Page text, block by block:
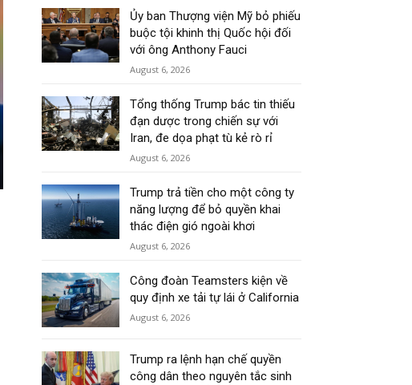
Ủy ban Thượng viện Mỹ bỏ phiếu
buộc tội khinh thị Quốc hội đối
với ông Anthony Fauci
August 6, 2026
Tổng thống Trump bác tin thiếu
đạn dược trong chiến sự với
Iran, đe dọa phạt tù kẻ rò rỉ
August 6, 2026
Trump trả tiền cho một công ty
năng lượng để bỏ quyền khai
thác điện gió ngoài khơi
August 6, 2026
Công đoàn Teamsters kiện về
quy định xe tải tự lái ở California
August 6, 2026
Trump ra lệnh hạn chế quyền
công dân theo nguyên tắc sinh